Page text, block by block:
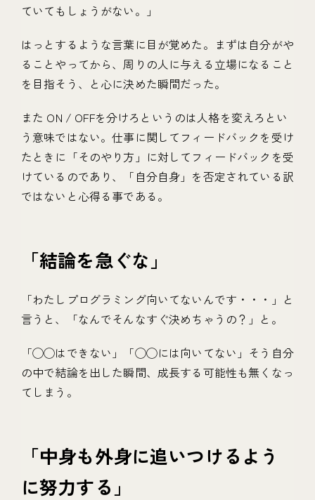
ていてもしょうがない。」
はっとするような言葉に目が覚めた。まずは自分がや
ることやってから、周りの人に与える立場になること
を目指そう、と心に決めた瞬間だった。
また ON / OFFを分けろというのは人格を変えろとい
う意味ではない。仕事に関してフィードバックを受け
たときに「そのやり方」に対してフィードバックを受
けているのであり、「自分自身」を否定されている訳
ではないと心得る事である。
「結論を急ぐな」
「わたしプログラミング向いてないんです・・・」と
言うと、「なんでそんなすぐ決めちゃうの？」と。
「◯◯はできない」「◯◯には向いてない」そう自分
の中で結論を出した瞬間、成長する可能性も無くなっ
てしまう。
「中身も外身に追いつけるよう
に努力する」